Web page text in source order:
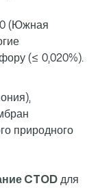
(Южная
(≤ 0,020%).
природного
CTOD для